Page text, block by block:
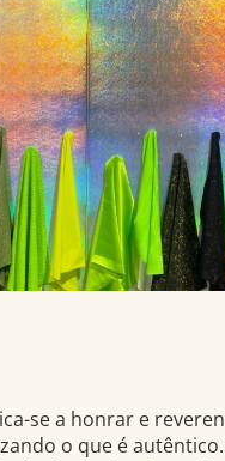
se a honrar e
o que é